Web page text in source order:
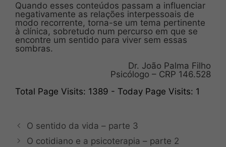
Quando esses conteúdos passam a influenciar
negativamente as relações interpessoais de
modo recorrente, torna-se um tema pertinente
à clínica, sobretudo num percurso em que se
encontre um sentido para viver sem essas
sombras.
Dr. João Palma Filho
Psicólogo – CRP 146.528
Total Page Visits: 1389 - Today Page Visits: 1
O sentido da vida – parte 3
O cotidiano e a psicoterapia – parte 2